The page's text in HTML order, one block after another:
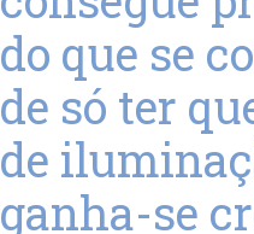
do que se
de só ter
de
ganha-se